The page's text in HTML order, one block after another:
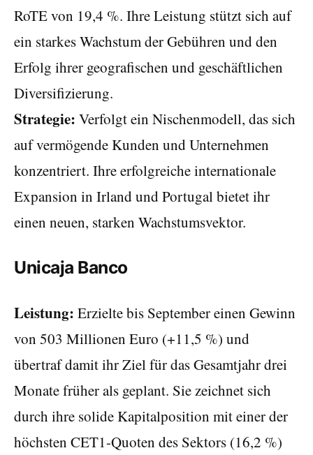
RoTE von 19,4 %. Ihre Leistung stützt sich auf
ein starkes Wachstum der Gebühren und den
Erfolg ihrer geografischen und geschäftlichen
Diversifizierung.
Strategie: Verfolgt ein Nischenmodell, das sich
auf vermögende Kunden und Unternehmen
konzentriert. Ihre erfolgreiche internationale
Expansion in Irland und Portugal bietet ihr
einen neuen, starken Wachstumsvektor.
Unicaja Banco
Leistung: Erzielte bis September einen Gewinn
von 503 Millionen Euro (+11,5 %) und
übertraf damit ihr Ziel für das Gesamtjahr drei
Monate früher als geplant. Sie zeichnet sich
durch ihre solide Kapitalposition mit einer der
höchsten CET1-Quoten des Sektors (16,2 %)